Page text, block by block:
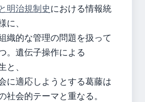
明治規制史における情報統
に、
織的な管理の問題を扱って
。遺伝子操作による
と、
に適応しようとする葛藤は
社会的テーマと重なる。